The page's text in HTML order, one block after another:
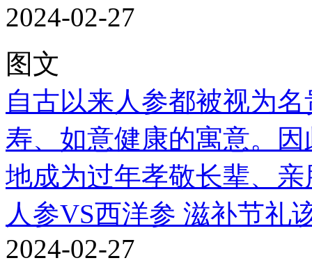
2024-02-27
图文
自古以来人参都被视为
寿、如意健康的寓意。
地成为过年孝敬长辈、亲
人参VS西洋参 滋补节礼
2024-02-27